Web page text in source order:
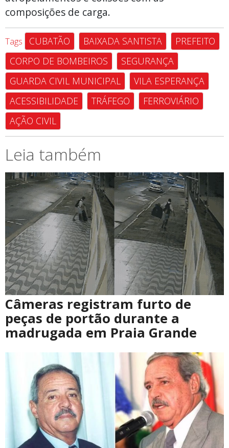
composições de carga.
Tags CUBATÃO BAIXADA SANTISTA
PREFEITO
CORPO DE BOMBEIROS
SEGURANÇA
GUARDA CIVIL MUNICIPAL
VILA ESPERANÇA
ACESSIBILIDADE
TRÁFEGO
FERROVIÁRIO
AÇÃO CIVIL
Leia também
Câmeras registram furto de
peças de portão durante a
madrugada em Praia Grande